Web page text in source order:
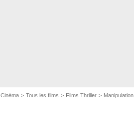
Cinéma Tous les films Films Thriller Manipulation